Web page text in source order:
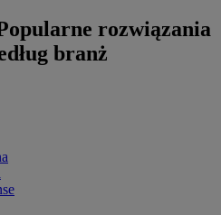
rozwiązania
branż